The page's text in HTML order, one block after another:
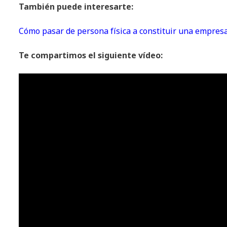
También puede interesarte:
Cómo pasar de persona física a constituir una
Te compartimos el siguiente vídeo: